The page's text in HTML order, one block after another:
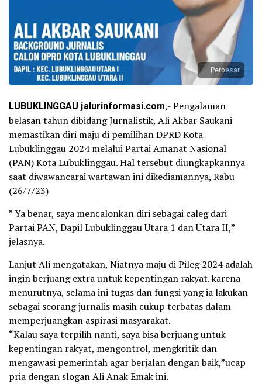
Perbesar
LUBUKLINGGAU jalurinformasi.com,- Pengalaman
belasan tahun dibidang Jurnalistik, Ali Akbar Saukani
memastikan diri maju di pemilihan DPRD Kota
Lubuklinggau 2024 melalui Partai Amanat Nasional
(PAN) Kota Lubuklinggau. Hal tersebut diungkapkannya
saat diwawancarai wartawan ini dikediamannya, Rabu
(26/7/23)
” Ya benar, saya mencalonkan diri sebagai caleg dari
Partai PAN, Dapil Lubuklinggau Utara 1 dan Utara II,”
jelasnya.
Lanjut Ali mengatakan, Niatnya maju di Pileg 2024 adalah
ingin berjuang extra untuk kepentingan rakyat. karena
menurutnya, selama ini tugas dan fungsi yang ia lakukan
sebagai seorang jurnalis masih cukup terbatas dalam
memperjuangkan aspirasi masyarakat.
“Kalau saya terpilih nanti, saya bisa berjuang untuk
kepentingan rakyat, mengontrol, mengkritik dan
mengawasi pemerintah agar berjalan dengan baik,”ucap
pria dengan slogan Ali Anak Emak ini.